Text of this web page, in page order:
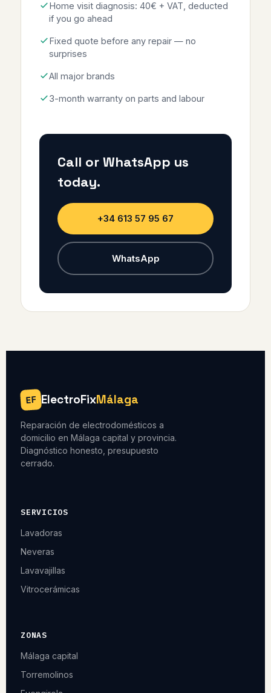
Home visit diagnosis: 40€ + VAT, deducted
if you go ahead
Fixed quote before any repair — no
surprises
All major brands
3-month warranty on parts and labour
Call or WhatsApp us
today.
+34 613 57 95 67
WhatsApp
EF ElectroFixMálaga
Reparación de electrodomésticos a
domicilio en Málaga capital y provincia.
Diagnóstico honesto, presupuesto
cerrado.
SERVICIOS
Lavadoras
Neveras
Lavavajillas
Vitrocerámicas
ZONAS
Málaga capital
Torremolinos